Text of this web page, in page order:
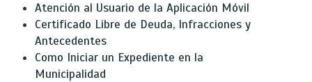
Atención al Usuario de la Aplicación Móvil
Certificado Libre de Deuda, Infracciones y
Antecedentes
Como Iniciar un Expediente en la
Municipalidad